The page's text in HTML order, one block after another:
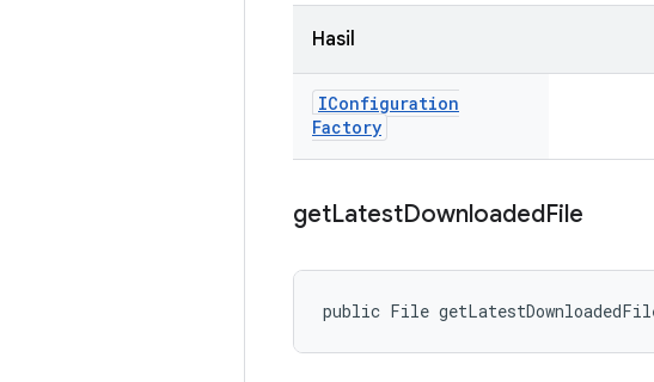
Hasil
IConfiguration
Factory
getLatestDownloadedFile
public File